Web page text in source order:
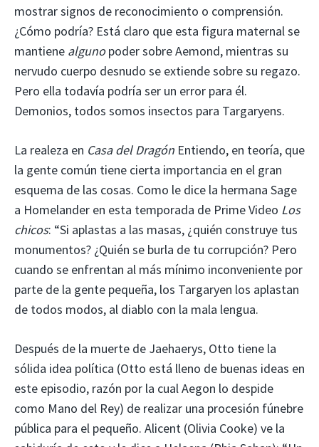
mostrar signos de reconocimiento o comprensión.
¿Cómo podría? Está claro que esta figura maternal se
mantiene algunopoder sobre Aemond, mientras su
nervudo cuerpo desnudo se extiende sobre su regazo.
Pero ella todavía podría ser un error para él.
Demonios, todos somos insectos para Targaryens.
La realeza en Casa del Dragón Entiendo, en teoría, que
la gente común tiene cierta importancia en el gran
esquema de las cosas. Como le dice la hermana Sage
a Homelander en esta temporada de Prime Video Los
chicos: “Si aplastas a las masas, ¿quién construye tus
monumentos? ¿Quién se burla de tu corrupción? Pero
cuando se enfrentan al más mínimo inconveniente por
parte de la gente pequeña, los Targaryen los aplastan
de todos modos, al diablo con la mala lengua.
Después de la muerte de Jaehaerys, Otto tiene la
sólida idea política (Otto está lleno de buenas ideas en
este episodio, razón por la cual Aegon lo despide
como Mano del Rey) de realizar una procesión fúnebre
pública para el pequeño. Alicent (Olivia Cooke) ve la